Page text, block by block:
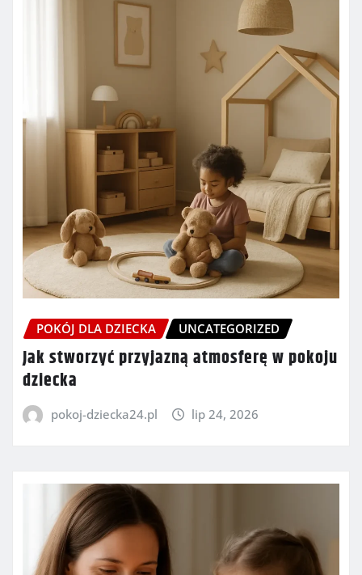
POKÓJ DLA DZIECKA UNCATEGORIZED
Jak stworzyć przyjazną atmosferę w pokoju
dziecka
pokoj-dziecka24.pl lip 24, 2026